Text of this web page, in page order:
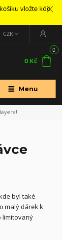
vložte kód
Menu
CZK
0
0 Kč
byl také
malý dárek k
limitovaný